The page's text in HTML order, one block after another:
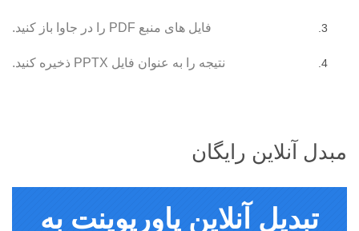
فایل های منبع PDF را در جاوا باز کنید.
نتیجه را به عنوان فایل PPTX ذخیره کنید.
مبدل آنلاین رایگان